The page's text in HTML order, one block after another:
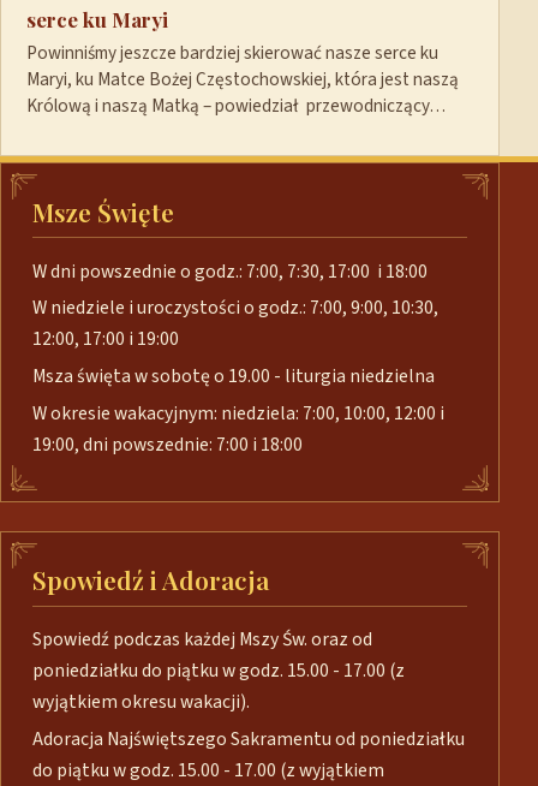
serce ku Maryi
Powinniśmy jeszcze bardziej skierować nasze serce ku
Maryi, ku Matce Bożej Częstochowskiej, która jest naszą
Królową i naszą Matką – powiedział przewodniczący…
Msze Święte
W dni powszednie o godz.: 7:00, 7:30, 17:00 i 18:00
W niedziele i uroczystości o godz.: 7:00, 9:00, 10:30,
12:00, 17:00 i 19:00
Msza święta w sobotę o 19.00 - liturgia niedzielna
W okresie wakacyjnym: niedziela: 7:00, 10:00, 12:00 i
19:00, dni powszednie: 7:00 i 18:00
Spowiedź i Adoracja
Spowiedź podczas każdej Mszy Św. oraz od
poniedziałku do piątku w godz. 15.00 - 17.00 (z
wyjątkiem okresu wakacji).
Adoracja Najświętszego Sakramentu od poniedziałku
do piątku w godz. 15.00 - 17.00 (z wyjątkiem